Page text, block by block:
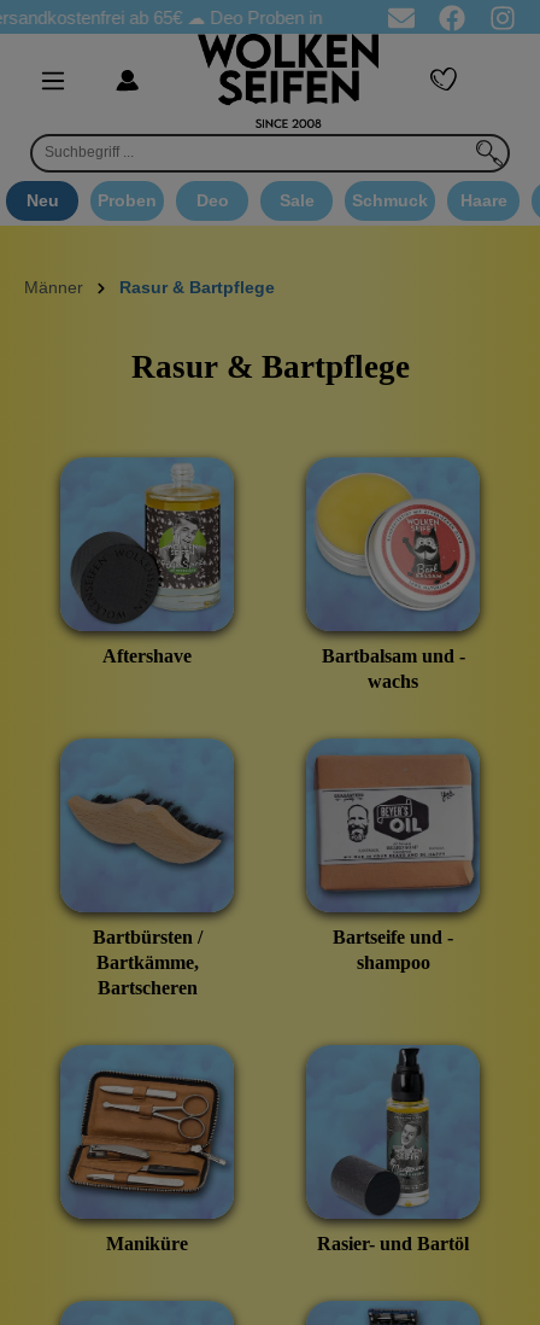
ab 65€☁ Deo Proben in jeder Bestellung ☁ Goodie
Neu Proben Deo Sale Schmuck Haare
Männer Rasur & Bartpflege
Rasur & Bartpflege
Aftershave
Bartbalsam und -
wachs
Bartbürsten /
Bartkämme,
Bartscheren
Bartseife und -
shampoo
Maniküre Rasier- und Bartöl